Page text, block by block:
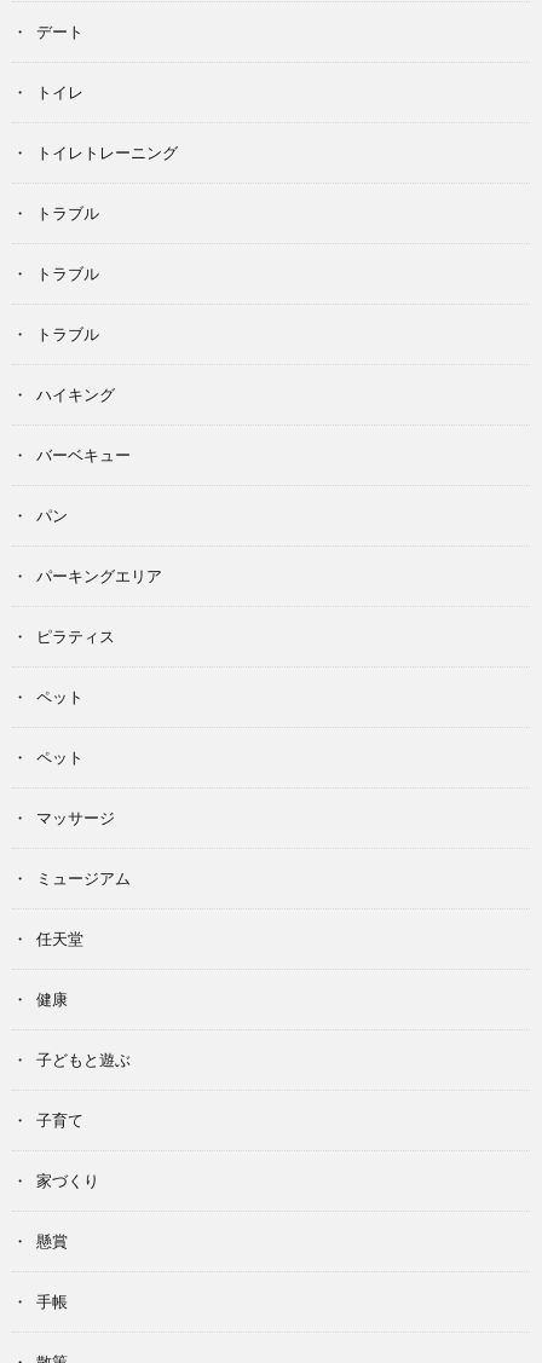
デート
トイレ
トイレトレーニング
トラブル
トラブル
トラブル
ハイキング
バーベキュー
パン
パーキングエリア
ピラティス
ペット
ペット
マッサージ
ミュージアム
任天堂
健康
子どもと遊ぶ
子育て
家づくり
懸賞
手帳